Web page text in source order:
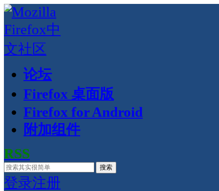
论坛
Firefox 桌面版
Firefox for Android
附加组件
RSS
搜索
登录注册